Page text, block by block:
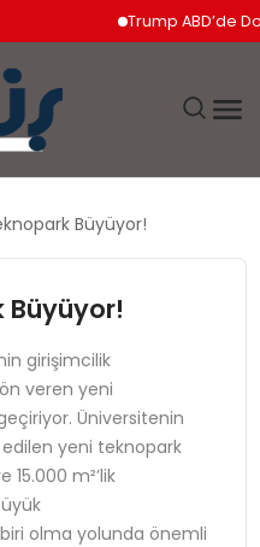
Trump ABD’de
Büyüyor!
Büyüyor!
girişimcilik
veren yeni
Üniversitenin
yeni teknopark
15.000 m²’lik
olma yolunda önemli